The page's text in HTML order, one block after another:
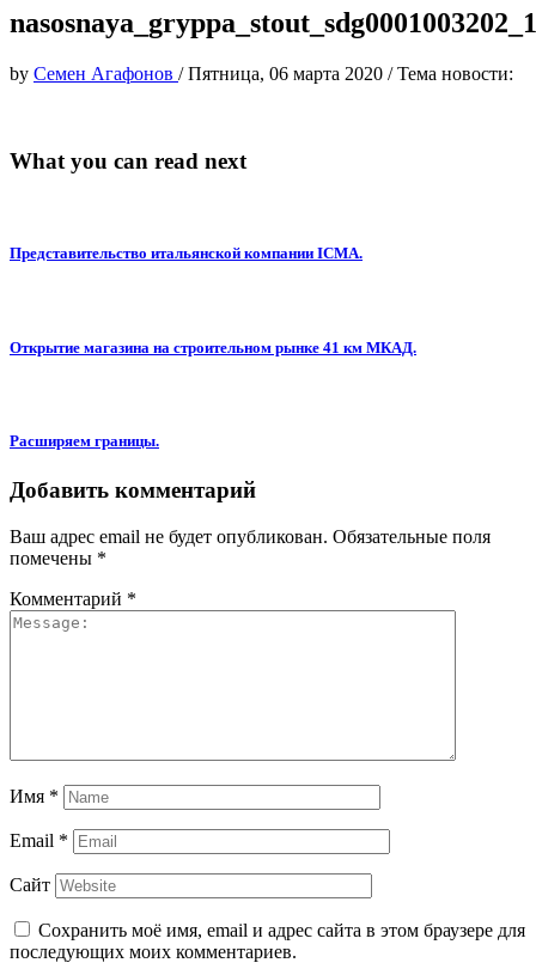
nasosnaya_gryppa_stout_sdg0001003202_1
by Семен Агафонов /Пятница, 06 марта 2020 /Тема новости:
What you can read next
Представительство итальянской компании ICMA.
Открытие магазина на строительном рынке 41 км МКАД.
Расширяем границы.
Добавить комментарий
Ваш адрес email не будет опубликован. Обязательные поля
помечены *
Комментарий *
Имя *
Email *
Сайт
Сохранить моё имя, email и адрес сайта в этом браузере для
последующих моих комментариев.